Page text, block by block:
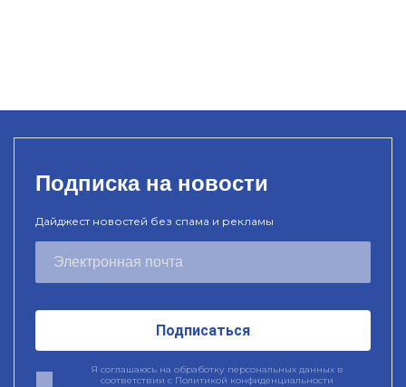
Подписка на новости
Дайджест новостей без спама и рекламы
Подписаться
Я соглашаюсь на обработку персональных данных в
соответствии с Политикой конфиденциальности